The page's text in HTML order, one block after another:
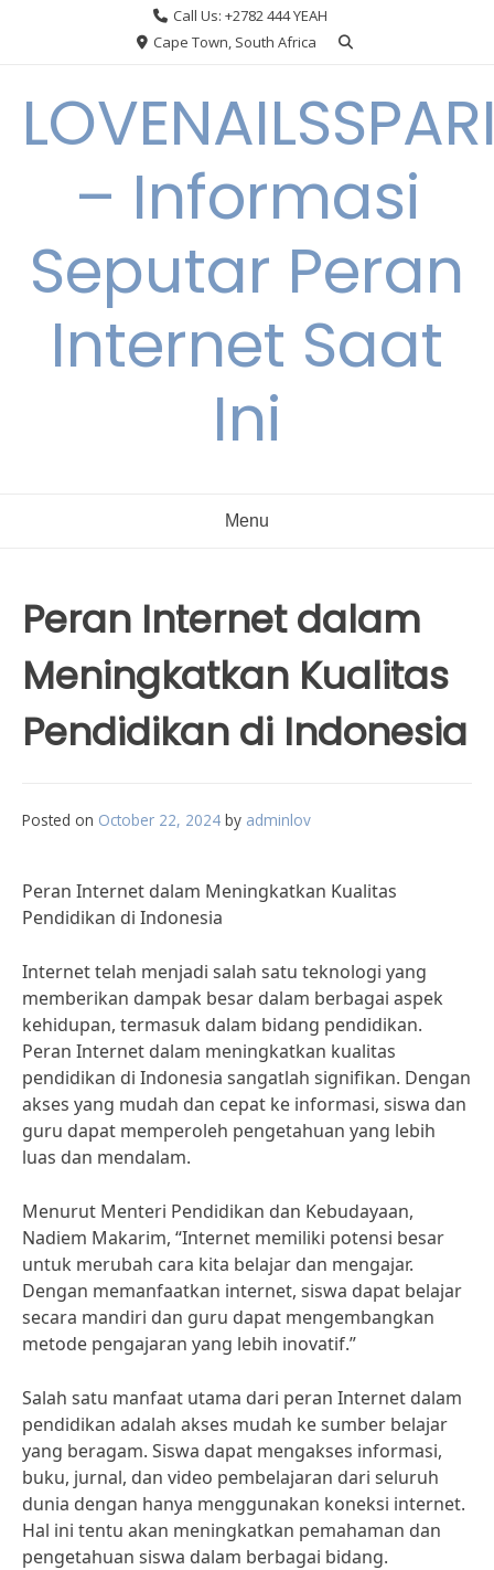
Call Us: +2782 444 YEAH
Cape Town, South Africa
– Informasi
Seputar Peran
Internet Saat
Ini
Menu
Peran Internet dalam
Meningkatkan Kualitas
Pendidikan di Indonesia
Posted on October 22, 2024 by adminlov
Peran Internet dalam Meningkatkan Kualitas
Pendidikan di Indonesia
Internet telah menjadi salah satu teknologi yang
memberikan dampak besar dalam berbagai aspek
kehidupan, termasuk dalam bidang pendidikan.
Peran Internet dalam meningkatkan kualitas
pendidikan di Indonesia sangatlah signifikan. Dengan
akses yang mudah dan cepat ke informasi, siswa dan
guru dapat memperoleh pengetahuan yang lebih
luas dan mendalam.
Menurut Menteri Pendidikan dan Kebudayaan,
Nadiem Makarim, “Internet memiliki potensi besar
untuk merubah cara kita belajar dan mengajar.
Dengan memanfaatkan internet, siswa dapat belajar
secara mandiri dan guru dapat mengembangkan
metode pengajaran yang lebih inovatif.”
Salah satu manfaat utama dari peran Internet dalam
pendidikan adalah akses mudah ke sumber belajar
yang beragam. Siswa dapat mengakses informasi,
buku, jurnal, dan video pembelajaran dari seluruh
dunia dengan hanya menggunakan koneksi internet.
Hal ini tentu akan meningkatkan pemahaman dan
pengetahuan siswa dalam berbagai bidang.